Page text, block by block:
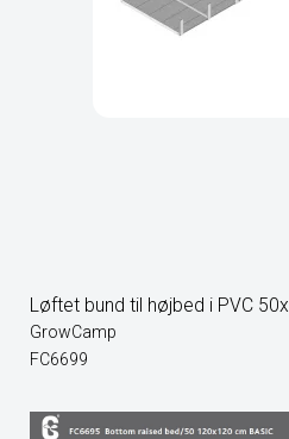
Løftet bund til højbed i PVC
GrowCamp
FC6699